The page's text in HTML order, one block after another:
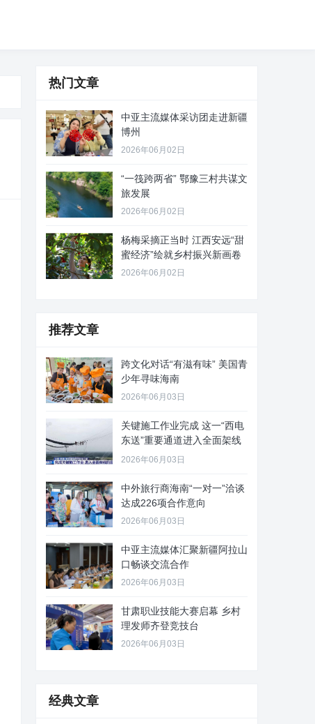
热门文章
中亚主流媒体采访团走进新疆
博州
2026年06月02日
“一筏跨两省” 鄂豫三村共谋文
旅发展
2026年06月02日
杨梅采摘正当时 江西安远“甜
蜜经济”绘就乡村振兴新画卷
2026年06月02日
推荐文章
跨文化对话“有滋有味” 美国青
少年寻味海南
2026年06月03日
关键施工作业完成 这一“西电
东送”重要通道进入全面架线
阶
2026年06月03日
中外旅行商海南“一对一”洽谈
达成226项合作意向
2026年06月03日
中亚主流媒体汇聚新疆阿拉山
口畅谈交流合作
2026年06月03日
甘肃职业技能大赛启幕 乡村
理发师齐登竞技台
2026年06月03日
经典文章